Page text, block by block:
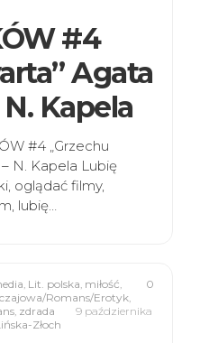
#4
Agata
Kapela
#4 „Grzechu
N. Kapela Lubię
oglądać filmy,
lubię…
0
, Lit. polska, miłość,
Romans/Erotyk,
, zdrada
9 października
Złoch